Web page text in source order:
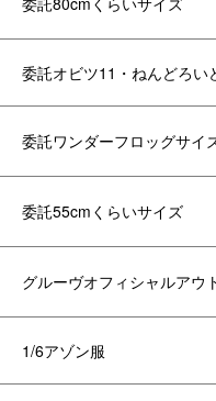
委託オビツ11・ねんどろい
委託ワンダーフロッグサイ
委託55cmくらいサイズ
グルーヴオフィシャルアウ
1/6アゾン服